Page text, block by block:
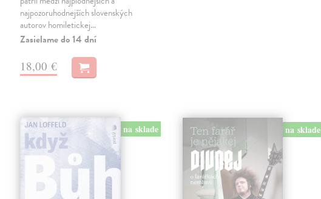
najpozoruhodnejších slovenských
autorov homiletickej…
Zasielame do 14 dní
18,00 €
na sklade na sklade